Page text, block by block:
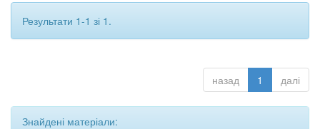
Результати 1-1 зі 1.
назад 1 далі
Знайдені матеріали: